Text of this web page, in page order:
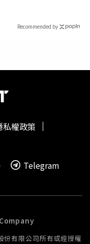
Recommended by
私權政策
Telegram
份有限公司所有或經授權